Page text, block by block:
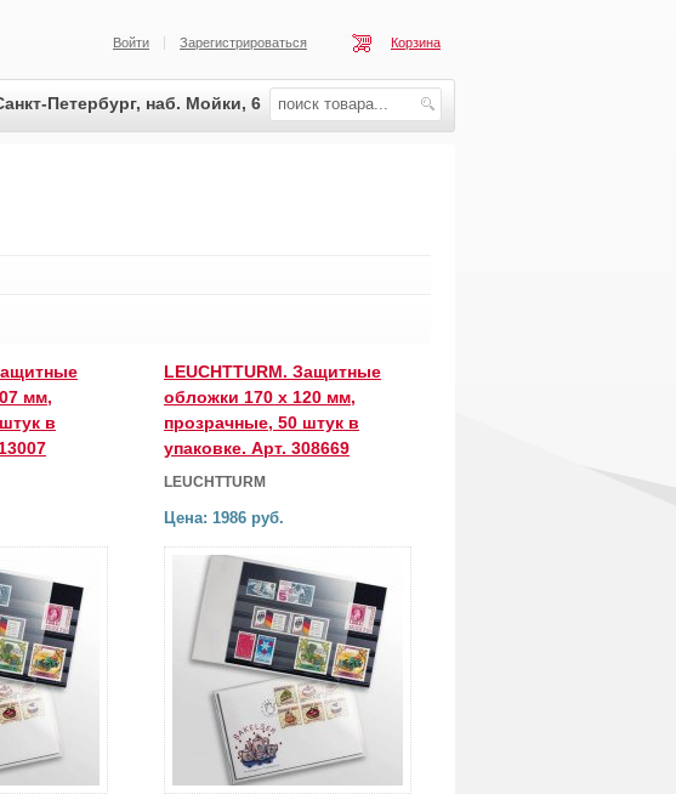
Корзина
Зарегистрироваться
Войти
Петербург, наб. Мойки, 6
мм,
в
LEUCHTTURM. Защитные
обложки 170 x 120 мм,
прозрачные, 50 штук в
упаковке. Арт. 308669
LEUCHTTURM
Цена: 1986 руб.